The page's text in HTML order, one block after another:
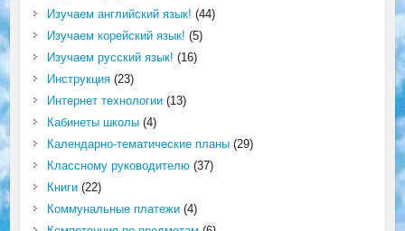
Изучаем английский язык! (44)
Изучаем корейский язык! (5)
Изучаем русский язык! (16)
Инструкция(23)
Интернет технологии(13)
Кабинеты школы(4)
Календарно-тематические планы(29)
Классному руководителю(37)
Книги(22)
Коммунальные платежи(4)